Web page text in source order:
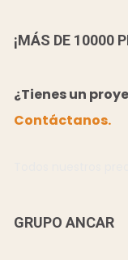
¡MÁS DE 10000
¿Tienes un
Contáctanos.
GRUPO ANCAR